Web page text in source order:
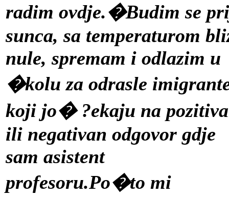
radim ovdje.�Budim se
sunca, sa temperaturom
nule, spremam i odlazim u
�kolu za odrasle
koji jo� ?ekaju na
ili negativan odgovor gdje
sam asistent
profesoru.Po�to mi